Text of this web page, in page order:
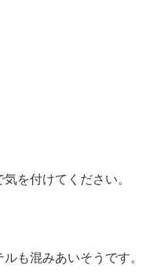
を付けてください。
も混みあいそうです。